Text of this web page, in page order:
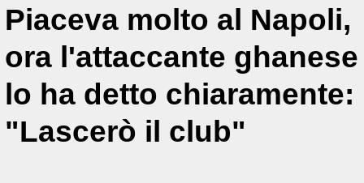
Piaceva molto al Napoli,
ora l'attaccante ghanese
lo ha detto chiaramente:
"Lascerò il club"